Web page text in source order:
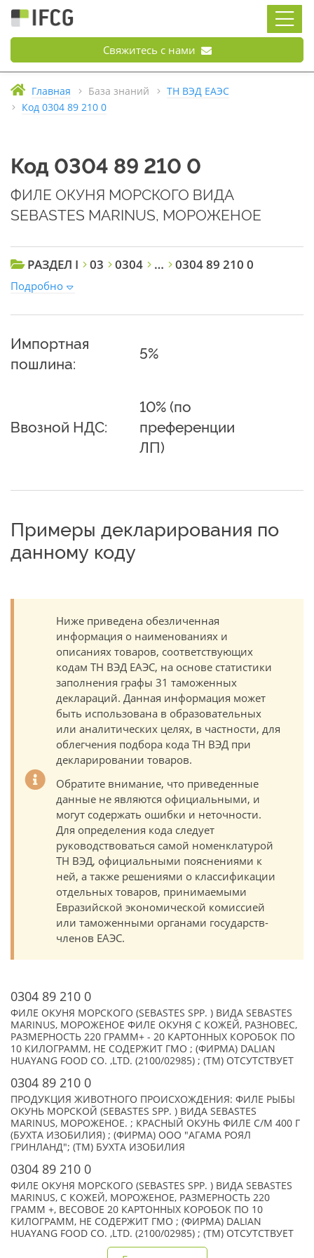
Свяжитесь с нами
Главная База знаний
ТН ВЭД ЕАЭС
Код 0304 89 210 0
Код 0304 89 210 0
ФИЛЕ ОКУНЯ МОРСКОГО ВИДА
SEBASTES MARINUS, МОРОЖЕНОЕ
РАЗДЕЛ I 03 0304 … 0304 89 210 0
Подробно
Импортная
пошлина:
5%
Ввозной НДС:
10% (по
преференции
ЛП)
Примеры декларирования по
данному коду
Ниже приведена обезличенная
информация о наименованиях и
описаниях товаров, соответствующих
кодам ТН ВЭД ЕАЭС, на основе статистики
заполнения графы 31 таможенных
деклараций. Данная информация может
быть использована в образовательных
или аналитических целях, в частности, для
облегчения подбора кода ТН ВЭД при
декларировании товаров.
Обратите внимание, что приведенные
данные не являются официальными, и
могут содержать ошибки и неточности.
Для определения кода следует
руководствоваться самой номенклатурой
ТН ВЭД, официальными пояснениями к
ней, а также решениями о классификации
отдельных товаров, принимаемыми
Евразийской экономической комиссией
или таможенными органами государств-
членов ЕАЭС.
0304 89 210 0
ФИЛЕ ОКУНЯ МОРСКОГО (SEBASTES SPP. ) ВИДА SEBASTES
MARINUS, МОРОЖЕНОЕ ФИЛЕ ОКУНЯ С КОЖЕЙ, РАЗНОВЕС,
РАЗМЕРНОСТЬ 220 ГРАММ+ - 20 КАРТОННЫХ КОРОБОК ПО
10 КИЛОГРАММ, НЕ СОДЕРЖИТ ГМО ; (ФИРМА) DALIAN
HUAYANG FOOD CO. ,LTD. (2100/02985) ; (TM) ОТСУТСТВУЕТ
0304 89 210 0
ПРОДУКЦИЯ ЖИВОТНОГО ПРОИСХОЖДЕНИЯ: ФИЛЕ РЫБЫ
ОКУНЬ МОРСКОЙ (SEBASTES SPP. ) ВИДА SEBASTES
MARINUS, МОРОЖЕНОЕ. ; КРАСНЫЙ ОКУНЬ ФИЛЕ С/М 400 Г
(БУХТА ИЗОБИЛИЯ) ; (ФИРМА) ООО "АГАМА РОЯЛ
ГРИНЛАНД"; (TM) БУХТА ИЗОБИЛИЯ
0304 89 210 0
ФИЛЕ ОКУНЯ МОРСКОГО (SEBASTES SPP. ) ВИДА SEBASTES
MARINUS, С КОЖЕЙ, МОРОЖЕНОЕ, РАЗМЕРНОСТЬ 220
ГРАММ +, ВЕСОВОЕ 20 КАРТОННЫХ КОРОБОК ПО 10
КИЛОГРАММ, НЕ СОДЕРЖИТ ГМО ; (ФИРМА) DALIAN
HUAYANG FOOD CO. ,LTD. (2100/02985) ; (TM) ОТСУТСТВУЕТ